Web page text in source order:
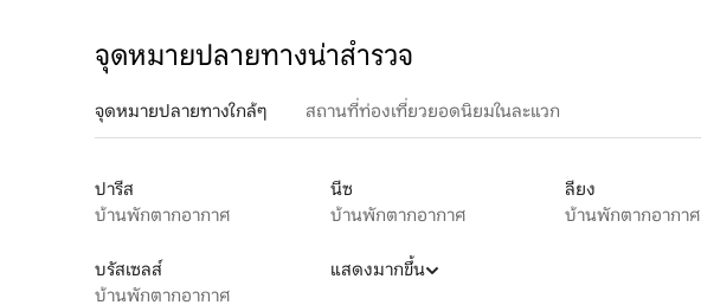
จุดหมายปลายทางน่าสำรวจ
จุดหมายปลายทางใกล้ๆ สถานที่ท่องเที่ยวยอดนิยมในละแวก
ปารีส
บ้านพักตากอากาศ
นีซ
บ้านพักตากอากาศ
ลียง
บ้านพักตากอากาศ
บรัสเซลส์
บ้านพักตากอากาศ
แสดงมากขึ้น